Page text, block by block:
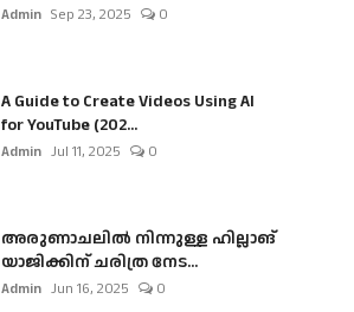
Admin Sep 23, 2025 0
A Guide to Create Videos Using AI
for YouTube (202...
Admin Jul 11, 2025 0
അരുണാചലിൽ നിന്നുള്ള ഹില്ലാങ്
യാജിക്കിന് ചരിത്ര നേട...
Admin Jun 16, 2025 0